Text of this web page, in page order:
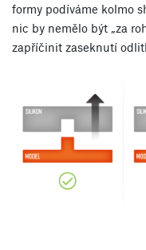
formy podíváme kolmo
nic by nemělo být „za
zapříčinit zaseknutí